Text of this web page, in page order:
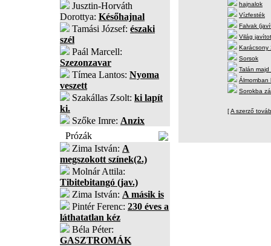
Jusztin-Horváth
Dorottya: Későhajnal
Tamási József: északi
szél
Paál Marcell:
Szezonzavar
Tímea Lantos: Nyoma
veszett
Szakállas Zsolt: ki lapít
ki.
Szőke Imre: Anzix
Prózák
Zima István: A
megszokott színek(2.)
Molnár Attila:
Tibitebitangó (jav.)
Zima István: A másik is
Pintér Ferenc: 230 éves a
láthatatlan kéz
Béla Péter:
GASZTROMÁK
hajnalok
Vízfesték
Falvak
Világ
Karácsony
Sorsok
Talán
Álmomban
Sorokba
[A szerző